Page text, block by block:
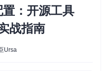
：开源工具
战指南
Ursa